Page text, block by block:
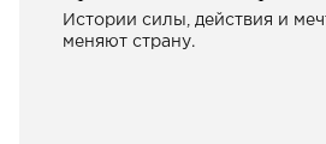
Истории силы, действия и
меняют страну.